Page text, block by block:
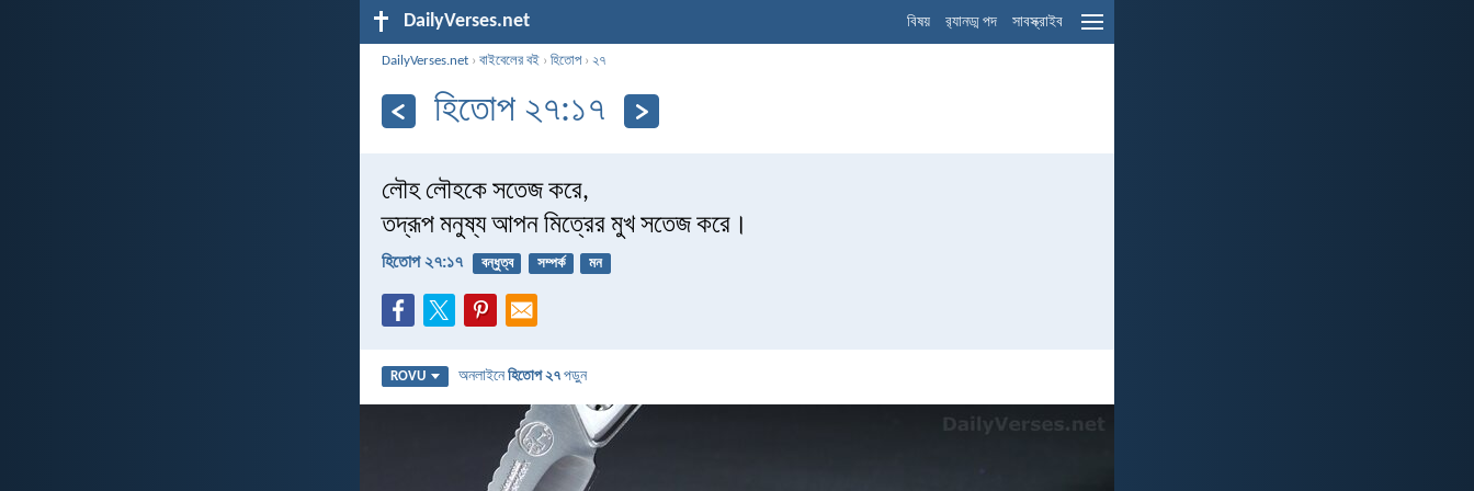
DailyVerses.net বিষয় র‌্যানড্ম পদ সাবস্ক্রাইব
DailyVerses.net ›বাইবেলের বই ›হিতোপ›২৭
হিতোপ ২৭:১৭
লৌহ লৌহকে সতেজ করে,
তদ্রূপ মনুষ্য আপন মিত্রের মুখ সতেজ করে।
হিতোপ ২৭:১৭ বন্ধুত্ব সম্পর্ক মন
ROVU অনলাইনেহিতোপ ২৭ পড়ুন